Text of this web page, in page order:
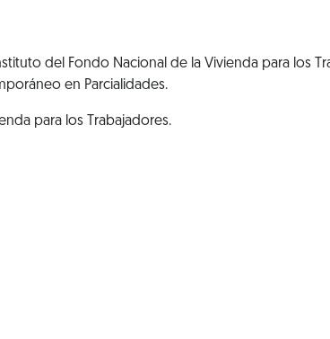
del Fondo Nacional de la Vivienda para los
en Parcialidades.
para los Trabajadores.